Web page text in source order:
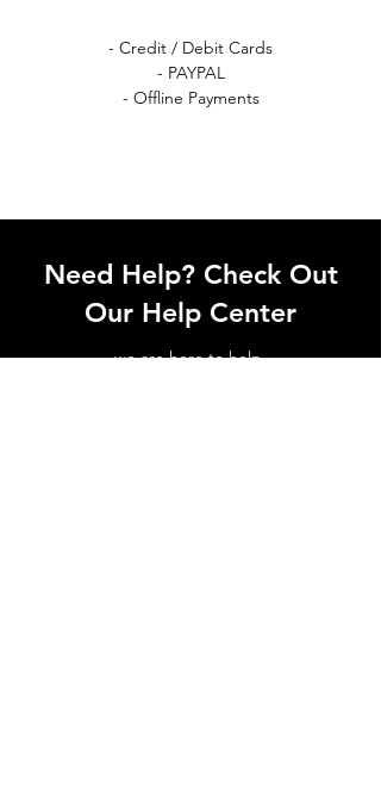
- Credit / Debit Cards
- PAYPAL
- Offline Payments
Need Help? Check Out
Our Help Center
we are here to help